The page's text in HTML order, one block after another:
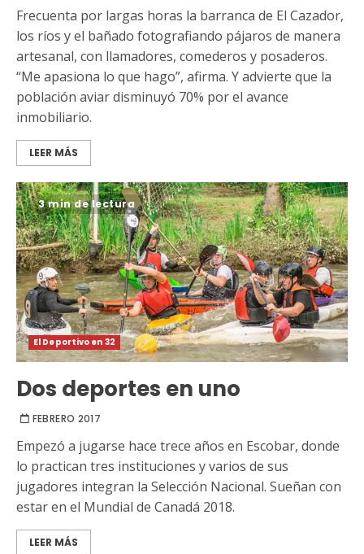
Frecuenta por largas horas la barranca de El Cazador,
los ríos y el bañado fotografiando pájaros de manera
artesanal, con llamadores, comederos y posaderos.
“Me apasiona lo que hago”, afirma. Y advierte que la
población aviar disminuyó 70% por el avance
inmobiliario.
LEER MÁS
3 min de lectura
El Deportivo en 32
Dos deportes en uno
FEBRERO 2017
Empezó a jugarse hace trece años en Escobar, donde
lo practican tres instituciones y varios de sus
jugadores integran la Selección Nacional. Sueñan con
estar en el Mundial de Canadá 2018.
LEER MÁS